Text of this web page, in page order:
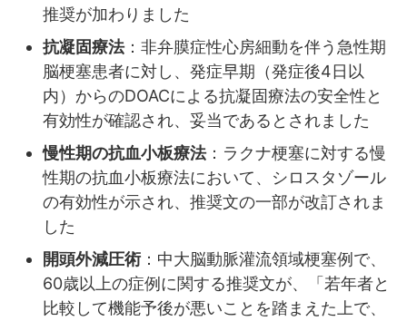
推奨が加わりました
抗凝固療法：非弁膜症性心房細動を伴う急性期
脳梗塞患者に対し、発症早期（発症後4日以
内）からのDOACによる抗凝固療法の安全性と
有効性が確認され、妥当であるとされました
慢性期の抗血小板療法：ラクナ梗塞に対する慢
性期の抗血小板療法において、シロスタゾール
の有効性が示され、推奨文の一部が改訂されま
した
開頭外減圧術：中大脳動脈灌流領域梗塞例で、
60歳以上の症例に関する推奨文が、「若年者と
比較して機能予後が悪いことを踏まえた上で、